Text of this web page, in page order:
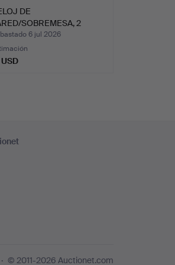
DE
SOBREMESA, 2
Jungha…
6 jul 2026
USD
© 2011-2026 Auctionet.com